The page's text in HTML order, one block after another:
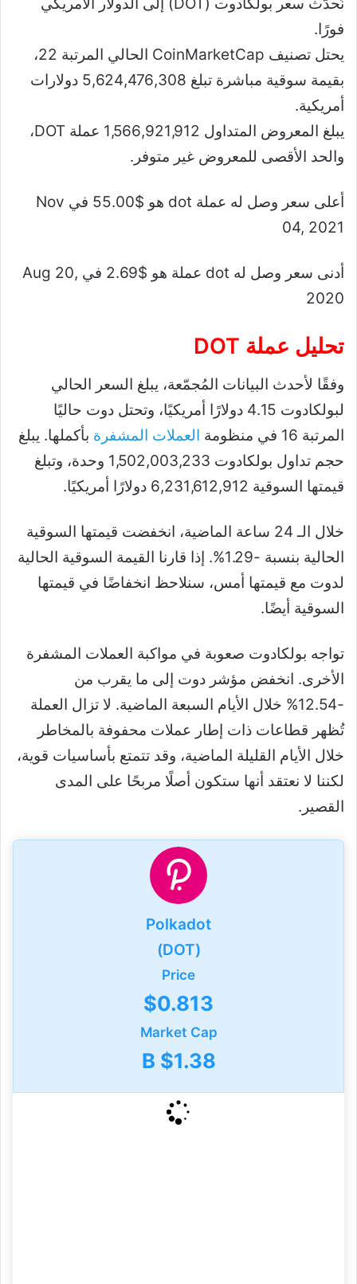
نُحدّث سعر بولكادوت (DOT) إلى الدولار الأمريكي
فورًا.
يحتل تصنيف CoinMarketCap الحالي المرتبة 22،
بقيمة سوقية مباشرة تبلغ 5,624,476,308 دولارات
أمريكية.
يبلغ المعروض المتداول 1,566,921,912 عملة DOT،
والحد الأقصى للمعروض غير متوفر.
أعلى سعر وصل له عملة dot هو $55.00 في Nov
04, 2021
أدنى سعر وصل له dot عملة هو $2.69 في Aug 20,
2020
تحليل عملة DOT
وفقًا لأحدث البيانات المُجمّعة، يبلغ السعر الحالي
لبولكادوت 4.15 دولارًا أمريكيًا، وتحتل دوت حاليًا
المرتبة 16 في منظومة
العملات المشفرة بأكملها. يبلغ
حجم تداول بولكادوت 1,502,003,233 وحدة، وتبلغ
قيمتها السوقية 6,231,612,912 دولارًا أمريكيًا.
خلال الـ 24 ساعة الماضية، انخفضت قيمتها السوقية
الحالية بنسبة -1.29%. إذا قارنا القيمة السوقية الحالية
لدوت مع قيمتها أمس، سنلاحظ انخفاضًا في قيمتها
السوقية أيضًا.
تواجه بولكادوت صعوبة في مواكبة العملات المشفرة
الأخرى. انخفض مؤشر دوت إلى ما يقرب من
-12.54% خلال الأيام السبعة الماضية. لا تزال العملة
تُظهر قطاعات ذات إطار عملات محفوفة بالمخاطر
خلال الأيام القليلة الماضية، وقد تتمتع بأساسيات قوية،
لكننا لا نعتقد أنها ستكون أصلًا مربحًا على المدى
القصير.
Polkadot
(DOT)
Price
$0.813
Market Cap
$1.38 B